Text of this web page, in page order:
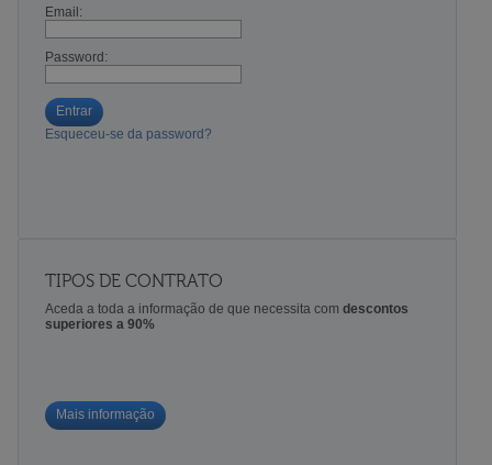
Email:
Password:
Entrar
Esqueceu-se da password?
TIPOS DE CONTRATO
Aceda a toda a informação de que necessita com descontos
superiores a 90%
Mais informação